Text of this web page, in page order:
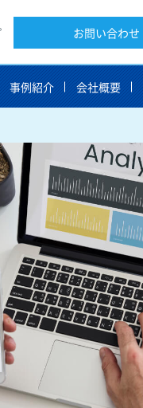
事例紹介 会社概要
お問い合わせ